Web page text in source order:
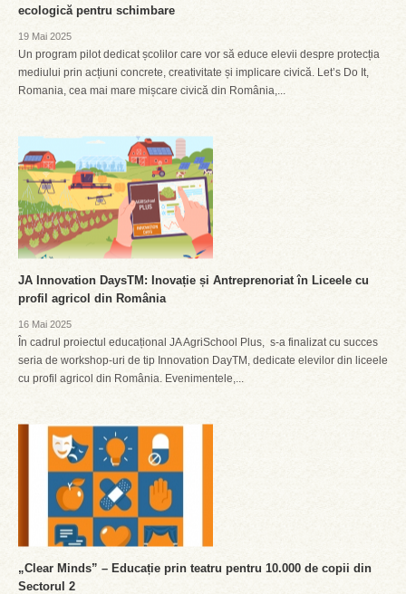
ecologică pentru schimbare
19 Mai 2025
Un program pilot dedicat școlilor care vor să educe elevii despre protecția
mediului prin acțiuni concrete, creativitate și implicare civică. Let’s Do It,
Romania, cea mai mare mișcare civică din România,...
JA Innovation DaysTM: Inovație și Antreprenoriat în Liceele cu
profil agricol din România
16 Mai 2025
În cadrul proiectul educațional JA AgriSchool Plus, s-a finalizat cu succes
seria de workshop-uri de tip Innovation DayTM, dedicate elevilor din liceele
cu profil agricol din România. Evenimentele,...
„Clear Minds” – Educație prin teatru pentru 10.000 de copii din
Sectorul 2